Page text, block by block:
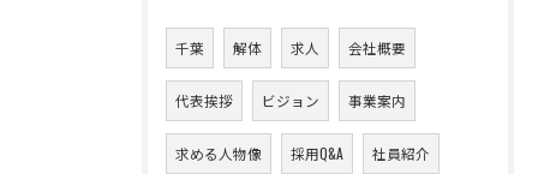
千葉 解体 求人 会社概要
代表挨拶 ビジョン 事業案内
求める人物像 採用Q&A 社員紹介